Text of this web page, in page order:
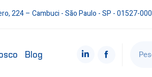
224 – Cambuci - São Paulo - SP - 01527-000
Blog